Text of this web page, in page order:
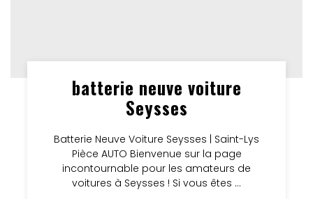
batterie neuve voiture
Seysses
Batterie Neuve Voiture Seysses | Saint-Lys
Pièce AUTO Bienvenue sur la page
incontournable pour les amateurs de
voitures à Seysses ! Si vous êtes ...